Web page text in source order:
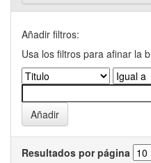
Añadir filtros:
Usa los filtros para afinar la
Resultados por página